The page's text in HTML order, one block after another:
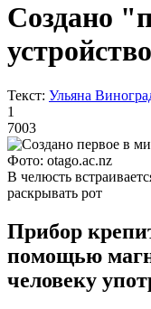
Создано
Текст: Ульяна
1
7003
Фото: otago.ac.nz
В челюсть
раскрывать рот
Прибор
помощью
человеку